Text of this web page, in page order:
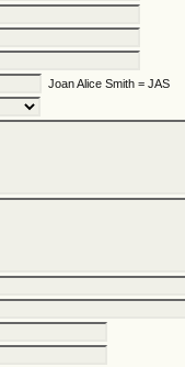
Joan Alice Smith = JAS